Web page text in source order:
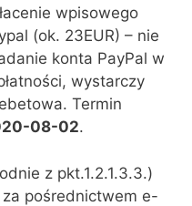
wpisowego
(ok. 23EUR) – nie
konta PayPal w
wystarczy
Termin
08-02.
z pkt.1.2.1.3.3.)
za pośrednictwem e-